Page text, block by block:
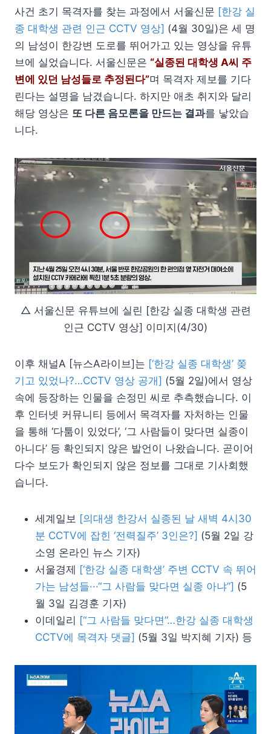
사건 초기 목격자를 찾는 과정에서 서울신문 [한강 실
종 대학생 관련 인근 CCTV 영상] (4월 30일)은 세 명
의 남성이 한강변 도로를 뛰어가고 있는 영상을 유튜
브에 실었습니다. 서울신문은 “실종된 대학생 A씨 주
변에 있던 남성들로 추정된다”며 목격자 제보를 기다
린다는 설명을 남겼습니다. 하지만 애초 취지와 달리
해당 영상은 또 다른 음모론을 만드는 결과를 낳았습
니다.
△ 서울신문 유튜브에 실린 [한강 실종 대학생 관련
인근 CCTV 영상] 이미지(4/30)
이후 채널A [뉴스A라이브]는 [‘한강 실종 대학생’ 쫒
기고 있었나?…CCTV 영상 공개] (5월 2일)에서 영상
속에 등장하는 인물을 손정민 씨로 추측했습니다. 이
후 인터넷 커뮤니티 등에서 목격자를 자처하는 인물
을 통해 ‘다툼이 있었다’, ‘그 사람들이 맞다면 실종이
아니다’ 등 확인되지 않은 발언이 나왔습니다. 곧이어
다수 보도가 확인되지 않은 정보를 그대로 기사회했
습니다.
세계일보 [의대생 한강서 실종된 날 새벽 4시30
분 CCTV에 잡힌 ‘전력질주’ 3인은?] (5월 2일 강
소영 온라인 뉴스 기자)
서울경제 [‘한강 실종 대학생’ 주변 CCTV 속 뛰어
가는 남성들···“그 사람들 맞다면 실종 아냐”] (5
월 3일 김경훈 기자)
이데일리 [“그 사람들 맞다면”…한강 실종 대학생
CCTV에 목격자 댓글] (5월 3일 박지혜 기자) 등